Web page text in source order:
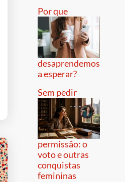
Por que
desaprendemos
a esperar?
Sem pedir
permissão: o
voto e outras
conquistas
femininas